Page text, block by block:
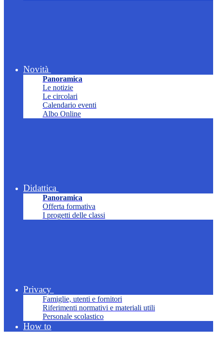
Novità
Panoramica
Le notizie
Le circolari
Calendario eventi
Albo Online
Didattica
Panoramica
Offerta formativa
I progetti delle classi
Privacy
Famiglie, utenti e fornitori
Riferimenti normativi e materiali utili
Personale scolastico
How to